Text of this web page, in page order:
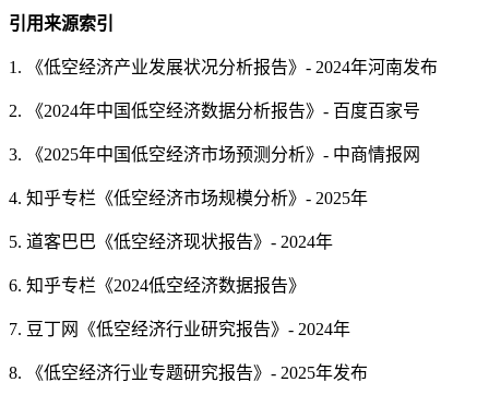
引用来源索引
1. 《低空经济产业发展状况分析报告》- 2024年河南发布
2. 《2024年中国低空经济数据分析报告》- 百度百家号
3. 《2025年中国低空经济市场预测分析》- 中商情报网
4. 知乎专栏《低空经济市场规模分析》- 2025年
5. 道客巴巴《低空经济现状报告》- 2024年
6. 知乎专栏《2024低空经济数据报告》
7. 豆丁网《低空经济行业研究报告》- 2024年
8. 《低空经济行业专题研究报告》- 2025年发布